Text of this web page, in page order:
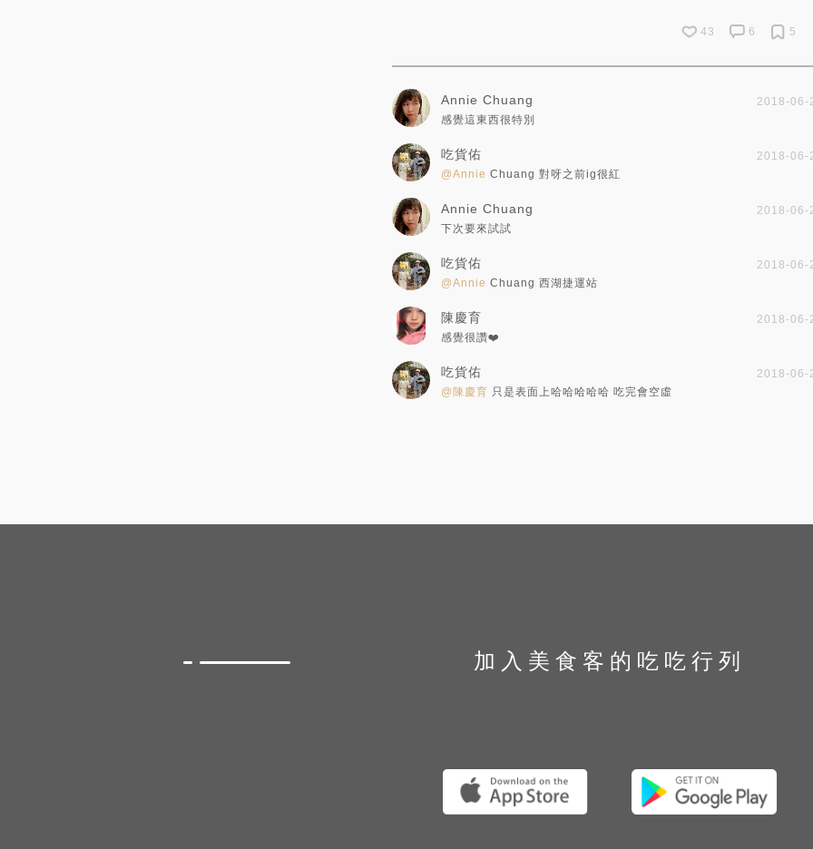
43 6 5
Annie Chuang
2018-06-
感覺這東西很特別
吃貨佑
2018-06-
@Annie Chuang 對呀之前ig很紅
Annie Chuang
2018-06-
下次要來試試
吃貨佑
2018-06-
@Annie Chuang 西湖捷運站
陳慶育
2018-06-
感覺很讚❤️
吃貨佑
2018-06-
@陳慶育 只是表面上哈哈哈哈哈 吃完會空虛
加入美食客的吃吃行列